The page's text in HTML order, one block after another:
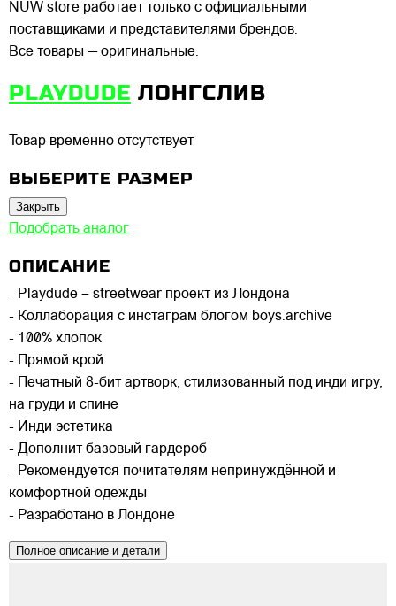
NUW store работает только с официальными
поставщиками и представителями брендов.
Все товары — оригинальные.
PLAYDUDE ЛОНГСЛИВ
Товар временно отсутствует
ВЫБЕРИТЕ РАЗМЕР
Закрыть
Подобрать аналог
ОПИСАНИЕ
- Playdude – streetwear проект из Лондона
- Коллаборация с инстаграм блогом boys.archive
- 100% хлопок
- Прямой крой
- Печатный 8-бит артворк, стилизованный под инди игру,
на груди и спине
- Инди эстетика
- Дополнит базовый гардероб
- Рекомендуется почитателям непринуждённой и
комфортной одежды
- Разработано в Лондоне
Полное описание и детали